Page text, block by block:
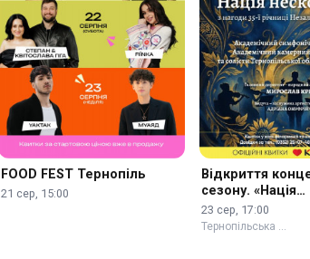
FOOD FEST Тернопіль
21 сер, 15:00
Відкриття
сезону. «Нація
нескорених»
23 сер, 17:00
Тернопільська …